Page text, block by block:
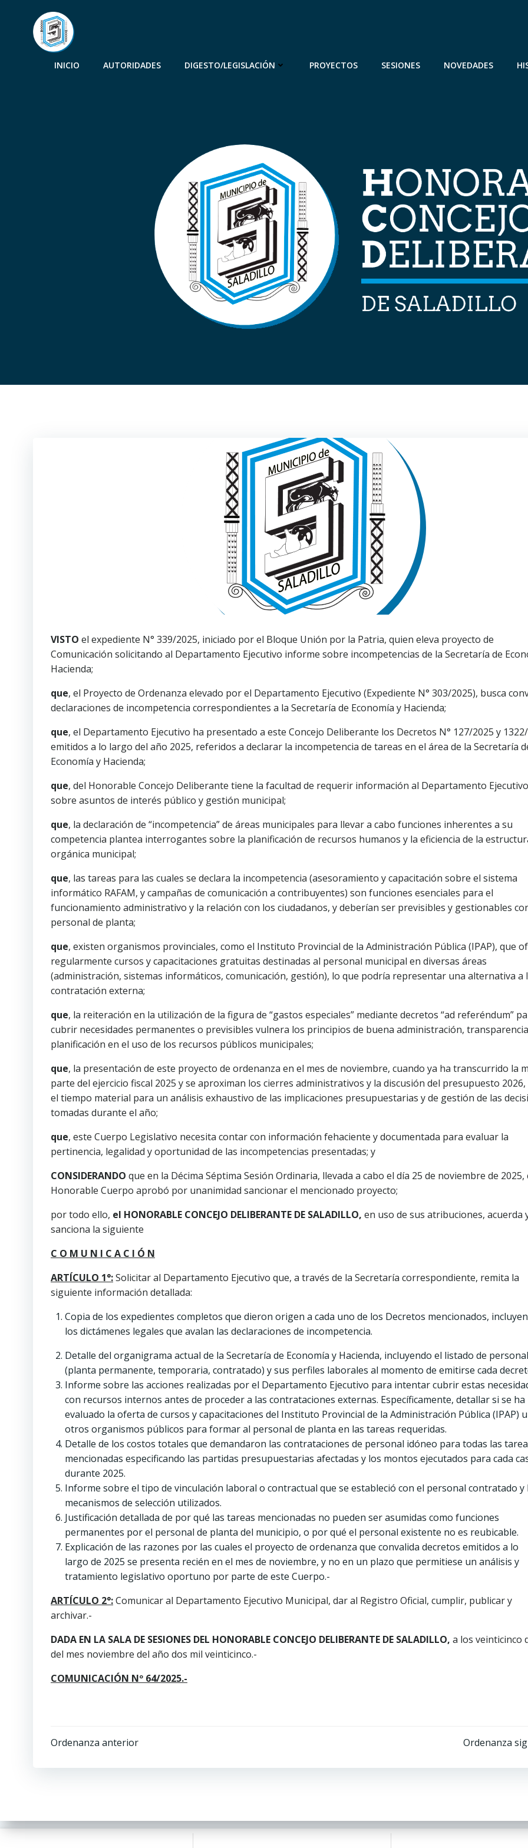
INICIO AUTORIDADES DIGESTO/LEGISLACIÓN PROYECTOS SESIONES NOVEDADES
VISTO el expediente N° 339/2025, iniciado por el Bloque Unión por la Patria, quien eleva proyecto de
Comunicación solicitando al Departamento Ejecutivo informe sobre incompetencias de la Secretaría de
Hacienda;
que, el Proyecto de Ordenanza elevado por el Departamento Ejecutivo (Expediente N° 303/2025), busca
declaraciones de incompetencia correspondientes a la Secretaría de Economía y Hacienda;
que, el Departamento Ejecutivo ha presentado a este Concejo Deliberante los Decretos N° 127/2025 y
emitidos a lo largo del año 2025, referidos a declarar la incompetencia de tareas en el área de la Secretaría
Economía y Hacienda;
que, del Honorable Concejo Deliberante tiene la facultad de requerir información al Departamento Ejecutivo
sobre asuntos de interés público y gestión municipal;
que, la declaración de “incompetencia” de áreas municipales para llevar a cabo funciones inherentes a su
competencia plantea interrogantes sobre la planificación de recursos humanos y la eficiencia de la
orgánica municipal;
que, las tareas para las cuales se declara la incompetencia (asesoramiento y capacitación sobre el sistema
informático RAFAM, y campañas de comunicación a contribuyentes) son funciones esenciales para el
funcionamiento administrativo y la relación con los ciudadanos, y deberían ser previsibles y gestionables
personal de planta;
que, existen organismos provinciales, como el Instituto Provincial de la Administración Pública (IPAP), que
regularmente cursos y capacitaciones gratuitas destinadas al personal municipal en diversas áreas
(administración, sistemas informáticos, comunicación, gestión), lo que podría representar una alternativa a
contratación externa;
que, la reiteración en la utilización de la figura de “gastos especiales” mediante decretos “ad referéndum”
cubrir necesidades permanentes o previsibles vulnera los principios de buena administración,
planificación en el uso de los recursos públicos municipales;
que, la presentación de este proyecto de ordenanza en el mes de noviembre, cuando ya ha transcurrido la
parte del ejercicio fiscal 2025 y se aproximan los cierres administrativos y la discusión del presupuesto
el tiempo material para un análisis exhaustivo de las implicaciones presupuestarias y de gestión de las
tomadas durante el año;
que, este Cuerpo Legislativo necesita contar con información fehaciente y documentada para evaluar la
pertinencia, legalidad y oportunidad de las incompetencias presentadas; y
CONSIDERANDO que en la Décima Séptima Sesión Ordinaria, llevada a cabo el día 25 de noviembre de 2025,
Honorable Cuerpo aprobó por unanimidad sancionar el mencionado proyecto;
por todo ello, el HONORABLE CONCEJO DELIBERANTE DE SALADILLO, en uso de sus atribuciones, acuerda
sanciona la siguiente
C O M U N I C A C I Ó N
ARTÍCULO 1°:Solicitar al Departamento Ejecutivo que, a través de la Secretaría correspondiente, remita la
siguiente información detallada:
Copia de los expedientes completos que dieron origen a cada uno de los Decretos mencionados,
los dictámenes legales que avalan las declaraciones de incompetencia.
Detalle del organigrama actual de la Secretaría de Economía y Hacienda, incluyendo el listado de personal
(planta permanente, temporaria, contratado) y sus perfiles laborales al momento de emitirse cada
Informe sobre las acciones realizadas por el Departamento Ejecutivo para intentar cubrir estas
con recursos internos antes de proceder a las contrataciones externas. Específicamente, detallar si se ha
evaluado la oferta de cursos y capacitaciones del Instituto Provincial de la Administración Pública (IPAP) u
otros organismos públicos para formar al personal de planta en las tareas requeridas.
Detalle de los costos totales que demandaron las contrataciones de personal idóneo para todas las
mencionadas especificando las partidas presupuestarias afectadas y los montos ejecutados para cada
durante 2025.
Informe sobre el tipo de vinculación laboral o contractual que se estableció con el personal contratado y
mecanismos de selección utilizados.
Justificación detallada de por qué las tareas mencionadas no pueden ser asumidas como funciones
permanentes por el personal de planta del municipio, o por qué el personal existente no es reubicable.
Explicación de las razones por las cuales el proyecto de ordenanza que convalida decretos emitidos a lo
largo de 2025 se presenta recién en el mes de noviembre, y no en un plazo que permitiese un análisis y
tratamiento legislativo oportuno por parte de este Cuerpo.-
ARTÍCULO 2°:Comunicar al Departamento Ejecutivo Municipal, dar al Registro Oficial, cumplir, publicar y
archivar.-
DADA EN LA SALA DE SESIONES DEL HONORABLE CONCEJO DELIBERANTE DE SALADILLO, a los veinticinco
del mes noviembre del año dos mil veinticinco.-
COMUNICACIÓN Nº 64/2025.-
Ordenanza anterior Ordenanza